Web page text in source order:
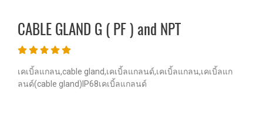
CABLE GLAND G ( PF ) and NPT
เคเบิ้ลแกลน,cable gland,เคเบิ้ลแกลนด์,เคเบิ้ลแกลน,เคเบิ้ลแก
ลนด์(cable gland)IP68เคเบิ้ลแกลนด์